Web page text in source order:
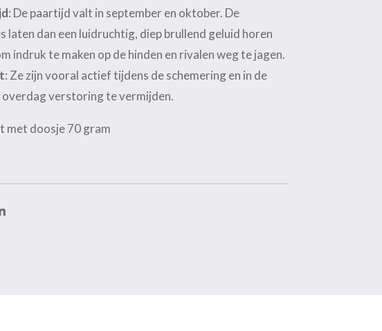
: De paartijd valt in september en oktober. De
laten dan een luidruchtig, diep brullend geluid horen
indruk te maken op de hinden en rivalen weg te jagen.
: Ze zijn vooral actief tijdens de schemering en in de
overdag verstoring te vermijden.
met doosje 70 gram
S